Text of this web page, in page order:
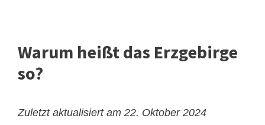
Warum heißt das Erzgebirge
so?
Zuletzt aktualisiert am 22. Oktober 2024